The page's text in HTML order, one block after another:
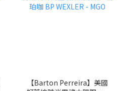
【Barton Perreira】美國